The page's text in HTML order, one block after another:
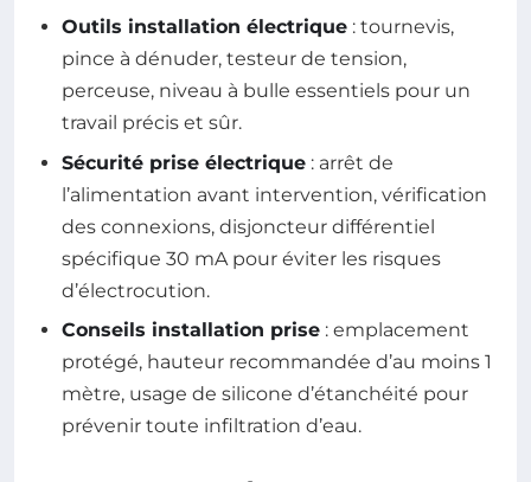
Outils installation électrique : tournevis,
pince à dénuder, testeur de tension,
perceuse, niveau à bulle essentiels pour un
travail précis et sûr.
Sécurité prise électrique : arrêt de
l’alimentation avant intervention, vérification
des connexions, disjoncteur différentiel
spécifique 30 mA pour éviter les risques
d’électrocution.
Conseils installation prise : emplacement
protégé, hauteur recommandée d’au moins 1
mètre, usage de silicone d’étanchéité pour
prévenir toute infiltration d’eau.